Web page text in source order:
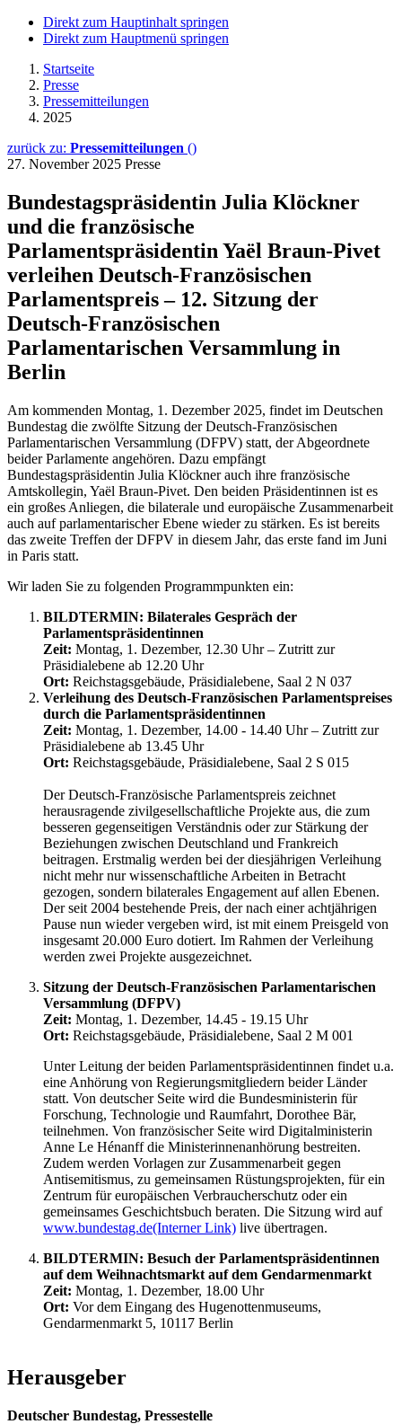
Direkt zum Hauptinhalt springen
Direkt zum Hauptmenü springen
Startseite
Presse
Pressemitteilungen
2025
zurück zu: Pressemitteilungen ()
27. November 2025 Presse
Bundestagspräsidentin Julia Klöckner
und die französische
Parlamentspräsidentin Yaël Braun-Pivet
verleihen Deutsch-Französischen
Parlamentspreis – 12. Sitzung der
Deutsch-Französischen
Parlamentarischen Versammlung in
Berlin
Am kommenden Montag, 1. Dezember 2025, findet im Deutschen
Bundestag die zwölfte Sitzung der Deutsch-Französischen
Parlamentarischen Versammlung (DFPV) statt, der Abgeordnete
beider Parlamente angehören. Dazu empfängt
Bundestagspräsidentin Julia Klöckner auch ihre französische
Amtskollegin, Yaël Braun-Pivet. Den beiden Präsidentinnen ist es
ein großes Anliegen, die bilaterale und europäische Zusammenarbeit
auch auf parlamentarischer Ebene wieder zu stärken. Es ist bereits
das zweite Treffen der DFPV in diesem Jahr, das erste fand im Juni
in Paris statt.
Wir laden Sie zu folgenden Programmpunkten ein:
BILDTERMIN: Bilaterales Gespräch der
Parlamentspräsidentinnen
Zeit: Montag, 1. Dezember, 12.30 Uhr – Zutritt zur
Präsidialebene ab 12.20 Uhr
Ort: Reichstagsgebäude, Präsidialebene, Saal 2 N 037
Verleihung des Deutsch-Französischen Parlamentspreises
durch die Parlamentspräsidentinnen
Zeit: Montag, 1. Dezember, 14.00 - 14.40 Uhr – Zutritt zur
Präsidialebene ab 13.45 Uhr
Ort: Reichstagsgebäude, Präsidialebene, Saal 2 S 015
Der Deutsch-Französische Parlamentspreis zeichnet
herausragende zivilgesellschaftliche Projekte aus, die zum
besseren gegenseitigen Verständnis oder zur Stärkung der
Beziehungen zwischen Deutschland und Frankreich
beitragen. Erstmalig werden bei der diesjährigen Verleihung
nicht mehr nur wissenschaftliche Arbeiten in Betracht
gezogen, sondern bilaterales Engagement auf allen Ebenen.
Der seit 2004 bestehende Preis, der nach einer achtjährigen
Pause nun wieder vergeben wird, ist mit einem Preisgeld von
insgesamt 20.000 Euro dotiert. Im Rahmen der Verleihung
werden zwei Projekte ausgezeichnet.
Sitzung der Deutsch-Französischen Parlamentarischen
Versammlung (DFPV)
Zeit: Montag, 1. Dezember, 14.45 - 19.15 Uhr
Ort: Reichstagsgebäude, Präsidialebene, Saal 2 M 001
Unter Leitung der beiden Parlamentspräsidentinnen findet u.a.
eine Anhörung von Regierungsmitgliedern beider Länder
statt. Von deutscher Seite wird die Bundesministerin für
Forschung, Technologie und Raumfahrt, Dorothee Bär,
teilnehmen. Von französischer Seite wird Digitalministerin
Anne Le Hénanff die Ministerinnenanhörung bestreiten.
Zudem werden Vorlagen zur Zusammenarbeit gegen
Antisemitismus, zu gemeinsamen Rüstungsprojekten, für ein
Zentrum für europäischen Verbraucherschutz oder ein
gemeinsames Geschichtsbuch beraten. Die Sitzung wird auf
www.bundestag.de(Interner Link) live übertragen.
BILDTERMIN: Besuch der Parlamentspräsidentinnen
auf dem Weihnachtsmarkt auf dem Gendarmenmarkt
Zeit: Montag, 1. Dezember, 18.00 Uhr
Ort: Vor dem Eingang des Hugenottenmuseums,
Gendarmenmarkt 5, 10117 Berlin
Herausgeber
Deutscher Bundestag, Pressestelle